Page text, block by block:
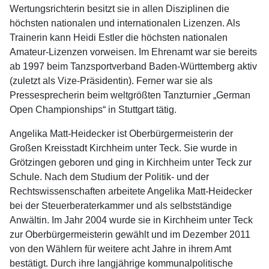
Wertungsrichterin besitzt sie in allen Disziplinen die
höchsten nationalen und internationalen Lizenzen. Als
Trainerin kann Heidi Estler die höchsten nationalen
Amateur-Lizenzen vorweisen. Im Ehrenamt war sie bereits
ab 1997 beim Tanzsportverband Baden-Württemberg aktiv
(zuletzt als Vize-Präsidentin). Ferner war sie als
Pressesprecherin beim weltgrößten Tanzturnier „German
Open Championships“ in Stuttgart tätig.
Angelika Matt-Heidecker ist Oberbürgermeisterin der
Großen Kreisstadt Kirchheim unter Teck. Sie wurde in
Grötzingen geboren und ging in Kirchheim unter Teck zur
Schule. Nach dem Studium der Politik- und der
Rechtswissenschaften arbeitete Angelika Matt-Heidecker
bei der Steuerberaterkammer und als selbstständige
Anwältin. Im Jahr 2004 wurde sie in Kirchheim unter Teck
zur Oberbürgermeisterin gewählt und im Dezember 2011
von den Wählern für weitere acht Jahre in ihrem Amt
bestätigt. Durch ihre langjährige kommunalpolitische